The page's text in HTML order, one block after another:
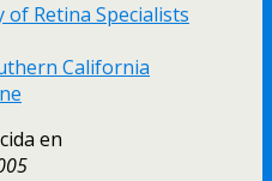
of Retina Specialists
California
en